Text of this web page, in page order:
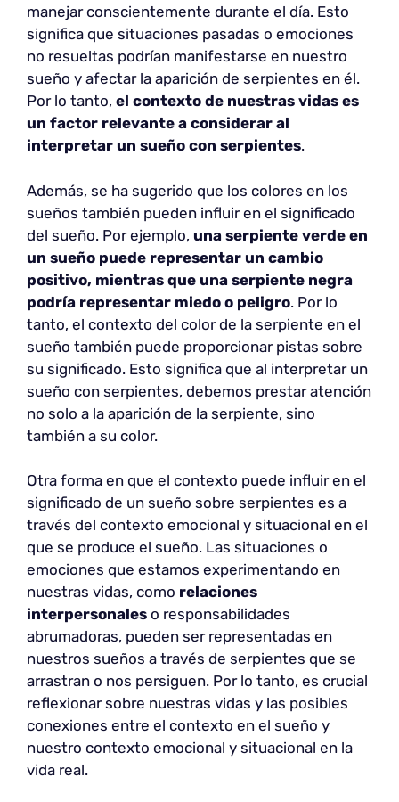
manejar conscientemente durante el día. Esto
significa que situaciones pasadas o emociones
no resueltas podrían manifestarse en nuestro
sueño y afectar la aparición de serpientes en él.
Por lo tanto, el contexto de nuestras vidas es
un factor relevante a considerar al
interpretar un sueño con serpientes.
Además, se ha sugerido que los colores en los
sueños también pueden influir en el significado
del sueño. Por ejemplo, una serpiente verde en
un sueño puede representar un cambio
positivo, mientras que una serpiente negra
podría representar miedo o peligro. Por lo
tanto, el contexto del color de la serpiente en el
sueño también puede proporcionar pistas sobre
su significado. Esto significa que al interpretar un
sueño con serpientes, debemos prestar atención
no solo a la aparición de la serpiente, sino
también a su color.
Otra forma en que el contexto puede influir en el
significado de un sueño sobre serpientes es a
través del contexto emocional y situacional en el
que se produce el sueño. Las situaciones o
emociones que estamos experimentando en
nuestras vidas, como relaciones
interpersonales o responsabilidades
abrumadoras, pueden ser representadas en
nuestros sueños a través de serpientes que se
arrastran o nos persiguen. Por lo tanto, es crucial
reflexionar sobre nuestras vidas y las posibles
conexiones entre el contexto en el sueño y
nuestro contexto emocional y situacional en la
vida real.